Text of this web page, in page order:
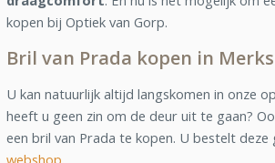
kopen bij Optiek van Gorp.
Bril van Prada kopen in
U kan natuurlijk altijd langskomen in onze
heeft u geen zin om de deur uit te gaan?
een bril van Prada te kopen. U bestelt deze